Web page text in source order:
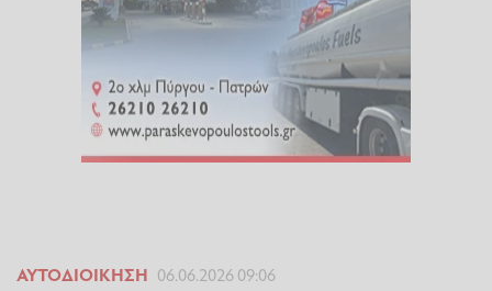
ΑΥΤΟΔΙΟΊΚΗΣΗ 06.06.2026 09:06